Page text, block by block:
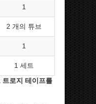
1
2 개의 튜브
1
1 세트
로지 테이프를